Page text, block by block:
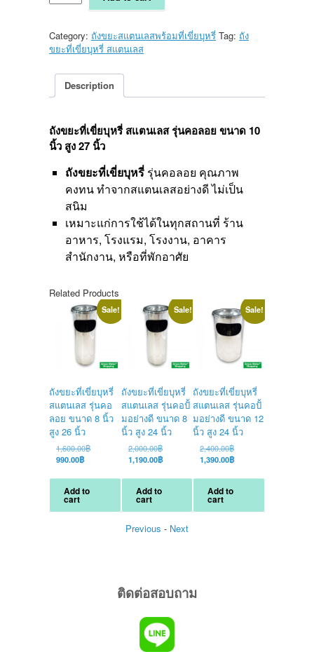
บุหรี่
ส
รุ่น
ขนาด
10
สูง
Category: ถังขยะสแตนเลสพร้อมที่เขี่ยบุหรี่ Tag: ถัง
ขยะที่เขี่ยบุหรี่ สแตนเลส
Description
ถังขยะที่เขี่ยบุหรี่ สแตนเลส รุ่นคอลอย ขนาด 10
นิ้ว สูง 27 นิ้ว
ถังขยะที่เขี่ยบุหรี่รุ่นคอลอย คุณภาพ
คงทน ทำจากสแตนเลสอย่างดี ไม่เป็น
สนิม
เหมาะแก่การใช้ได้ในทุกสถานที่ ร้าน
อาหาร, โรงแรม, โรงงาน, อาคาร
สำนักงาน, หรือที่พักอาศัย
Related Products
Sale!
ถังขยะที่เขี่ยบุหรี่
สแตนเลส รุ่นคอ
ลอย ขนาด 8 นิ้ว
สูง 26 นิ้ว
1,600.00฿
1,600.00฿.
990.00฿
is:
990.00฿.
Add to
cart
Sale!
ถังขยะที่เขี่ยบุหรี่
สแตนเลส รุ่นคอปั้
มอย่างดี ขนาด 8
นิ้ว สูง 24 นิ้ว
2,000.00฿
2,000.00฿.
1,190.00฿
is:
Add to
cart
Sale!
ถังขยะที่เขี่ยบุหรี่
สแตนเลส รุ่นคอปั้
มอย่างดี ขนาด 12
นิ้ว สูง 24 นิ้ว
2,400.00฿
2,400.00฿.
1,390.00฿
is:
Add to
cart
Previous - Next
ติดต่อสอบถาม